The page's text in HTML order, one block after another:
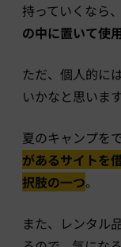
持っていくなら、
の中に置いて使
ただ、個人的に
いかなと思います
夏のキャンプを
があるサイトを
択肢の一つ。
また、レンタル